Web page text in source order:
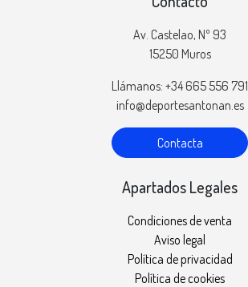
Av. Castelao, Nº 93
15250 Muros
Llámanos: +34 665 556 791
info@deportesantonan.es
Contacta
Apartados Legales
Condiciones de venta
Aviso legal
Política de privacidad
Política de cookies